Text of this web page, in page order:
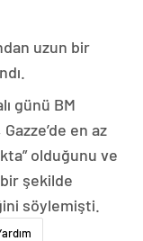
uzun bir
günü BM
en az
olduğunu ve
şekilde
söylemişti.